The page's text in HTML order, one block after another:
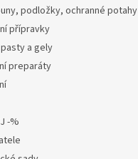
podložky, ochranné potahy
přípravky
a gely
preparáty
-%